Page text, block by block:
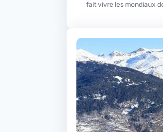
fait vivre les mondiaux